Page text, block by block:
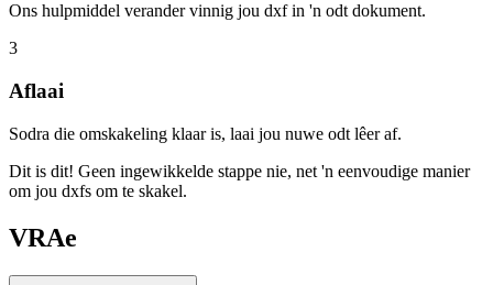
Ons hulpmiddel verander vinnig jou dxf in 'n odt dokument.
3
Aflaai
Sodra die omskakeling klaar is, laai jou nuwe odt lêer af.
Dit is dit! Geen ingewikkelde stappe nie, net 'n eenvoudige manier
om jou dxfs om te skakel.
VRAe